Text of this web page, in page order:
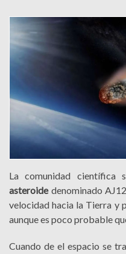
La comunidad científica
asteroidedenominado
velocidad hacia la Tierra y
aunque es poco probable
Cuando de el espacio se